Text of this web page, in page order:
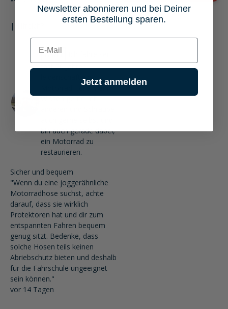
|
Alwin
fast 20 Jahren
leidenschaftlich
Motorrad, teile mein
Wissen gerne mit
bin auch gerade dabei,
ein Motorrad zu
restaurieren.
Sicher und bequem
"Wenn du eine joggerähnliche
Motorradhose suchst, achte
darauf, dass sie wirklich
Protektoren hat und dir zum
entspannten Fahren bequem
genug sitzt. Bedenke, dass
solche Hosen teils keinen
Abriebschutz bieten und deshalb
für die Fahrschule ungeeignet
sein können."
vor 14 Tagen
Newsletter abonnieren und bei Deiner
ersten Bestellung sparen.
E-mail
Jetzt anmelden